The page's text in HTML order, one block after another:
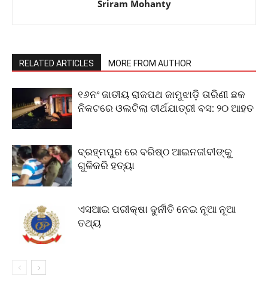
Sriram Mohanty
RELATED ARTICLES MORE FROM AUTHOR
୧୬ନଂ ଜାତୀୟ ରାଜପଥ ଜାମୁଝାଡ଼ି ତାରିଣୀ ଛକ
ନିକଟରେ ଓଲଟିଲା ତୀର୍ଥଯାତ୍ରୀ ବସ: ୨୦ ଆହତ
ବ୍ରହ୍ମପୁର ରେ ବରିଷ୍ଠ ଆଇନଜୀବୀଙ୍କୁ
ଗୁଳିକରି ହତ୍ୟା
ଏସଆଇ ପରୀକ୍ଷା ଦୁର୍ନୀତି ନେଇ ନୂଆ ନୂଆ
ତଥ୍ୟ